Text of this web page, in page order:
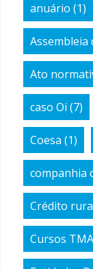
anuário (1)
Assembleia
Ato
caso Oi (7)
Coesa (1)
companhia
Crédito
Cursos TMA